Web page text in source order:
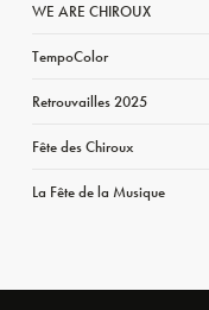
WE ARE CHIROUX
TempoColor
Retrouvailles 2025
Fête des Chiroux
La Fête de la Musique